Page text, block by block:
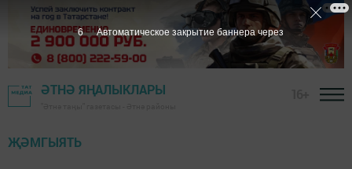
ӘТНӘ ЯҢАЛЫКЛАРЫ
ҖӘМГЫЯТЬ
5 Автоматическое закрытие баннера через